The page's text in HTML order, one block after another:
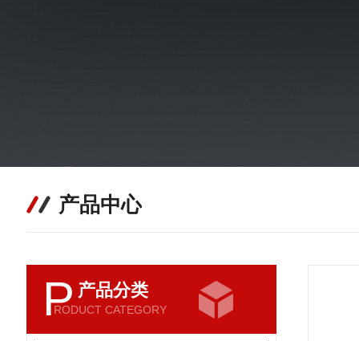
产品中心
P 产品分类
RODUCT CATEGORY